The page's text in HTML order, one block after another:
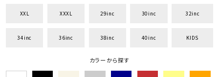
XXL XXXL 29inc 30inc 32inc
34inc 36inc 38inc 40inc KIDS
カラーから探す